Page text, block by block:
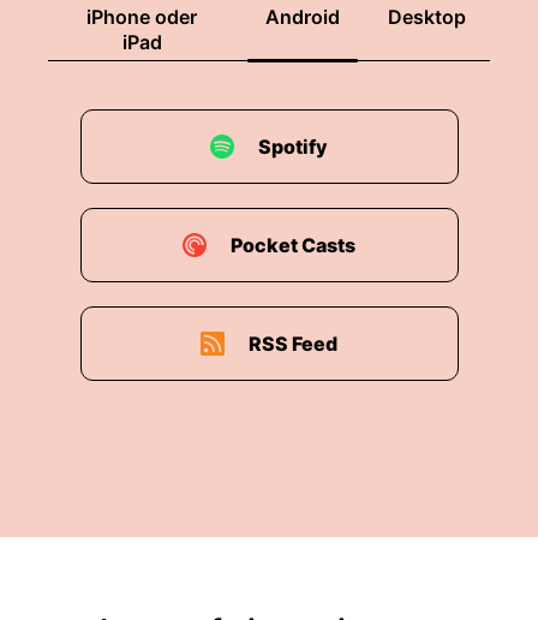
iPhone oder
iPad
Android Desktop
Spotify
Pocket Casts
RSS Feed